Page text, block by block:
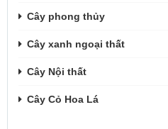
Cây phong thủy
Cây xanh ngoại thất
Cây Nội thất
Cây Cỏ Hoa Lá